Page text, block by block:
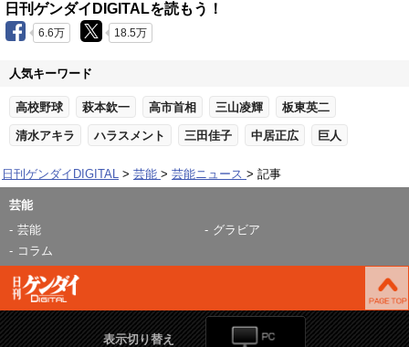
日刊ゲンダイDIGITALを読もう！
6.6万 18.5万
人気キーワード
高校野球 萩本欽一 高市首相 三山凌輝 板東英二
清水アキラ ハラスメント 三田佳子 中居正広 巨人
日刊ゲンダイDIGITAL 芸能 芸能ニュース 記事
芸能
芸能
グラビア
コラム
表示切り替え